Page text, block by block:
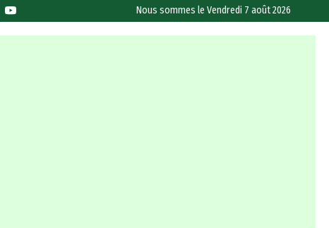
Nous sommes leVendredi 7 août 2026